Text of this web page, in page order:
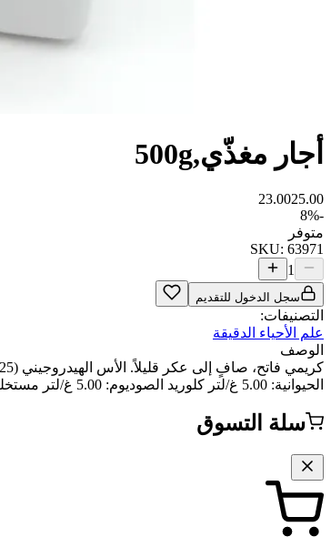
أجار مغذّي,500g
23.0025.00
-
8%
متوفر
SKU: 63971
1
سجل الدخول للتقديم
التصنيفات:
علم الأحياء الدقيقة
الوصف
الحيوانية: ‎5.00 غ/لتر كلوريد الصوديوم: ‎5.00 غ/لتر مستخلص الخميرة: ‎2.00 غ/لتر مستخلص اللحم: ‎1.00 غ/لتر
سلة التسوق